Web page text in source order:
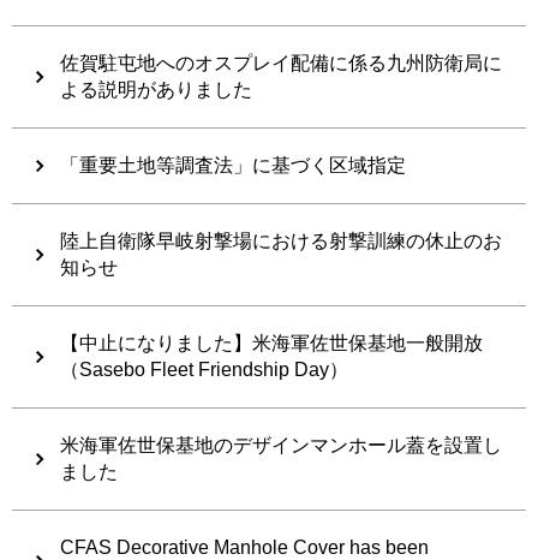
佐賀駐屯地へのオスプレイ配備に係る九州防衛局に
よる説明がありました
「重要土地等調査法」に基づく区域指定
陸上自衛隊早岐射撃場における射撃訓練の休止のお
知らせ
【中止になりました】米海軍佐世保基地一般開放
（Sasebo Fleet Friendship Day）
米海軍佐世保基地のデザインマンホール蓋を設置し
ました
CFAS Decorative Manhole Cover has been